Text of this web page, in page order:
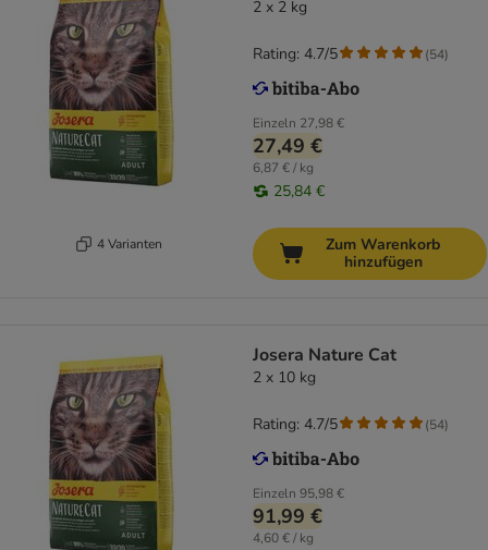
4 Varianten
2 x 2 kg
Einzeln 27,98 €
27,49 €
6,87 € / kg
25,84 €
Rating: 4.7/5 (54)
Zum Warenkorb
hinzufügen
Josera Nature Cat
2 x 10 kg
Einzeln 95,98 €
91,99 €
4,60 € / kg
Rating: 4.7/5 (54)